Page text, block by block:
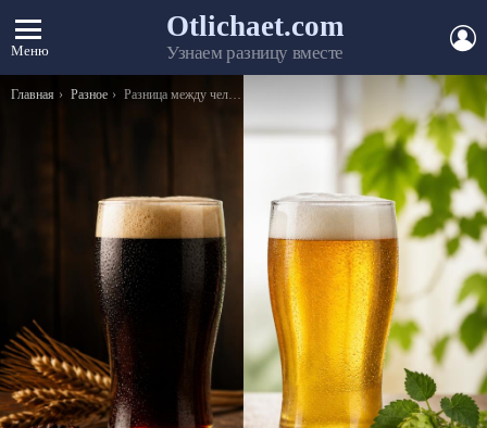
Меню
Otlichaet.com
Узнаем разницу вместе
Вы здесь:
Главная Разное Разница между человеком и гаржданином